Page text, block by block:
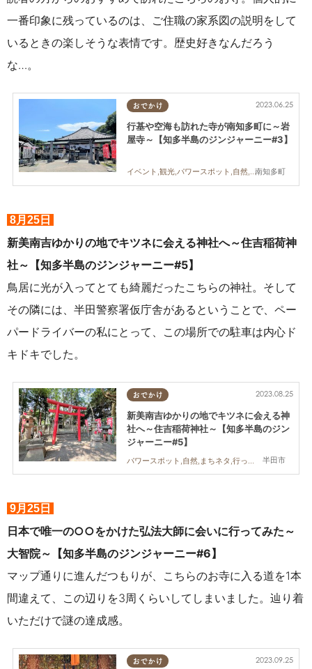
一番印象に残っているのは、ご住職の家系図の説明をして
いるときの楽しそうな表情です。歴史好きなんだろう
な…。
おでかけ
南知多町
2023.06.25
行基や空海も訪れた寺が南知多町に～岩
屋寺～【知多半島のジンジャーニー#3】
イベント,観光,パワースポット,自然,まちネタ,行ってみたレポ
8月25日
新美南吉ゆかりの地でキツネに会える神社へ～住吉稲荷神
社～【知多半島のジンジャーニー#5】
鳥居に光が入ってとても綺麗だったこちらの神社。そして
その隣には、半田警察署仮庁舎があるということで、ペー
パードライバーの私にとって、この場所での駐車は内心ド
キドキでした。
おでかけ
半田市
2023.08.25
新美南吉ゆかりの地でキツネに会える神
社へ～住吉稲荷神社～【知多半島のジン
ジャーニー#5】
パワースポット,自然,まちネタ,行ってみたレポ
9月25日
日本で唯一の○○をかけた弘法大師に会いに行ってみた～
大智院～【知多半島のジンジャーニー#6】
マップ通りに進んだつもりが、こちらのお寺に入る道を1本
間違えて、この辺りを3周くらいしてしまいました。辿り着
いただけで謎の達成感。
おでかけ 2023.09.25